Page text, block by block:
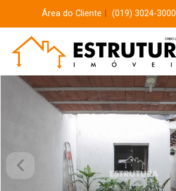
Área do Cliente (019) 3024-3000